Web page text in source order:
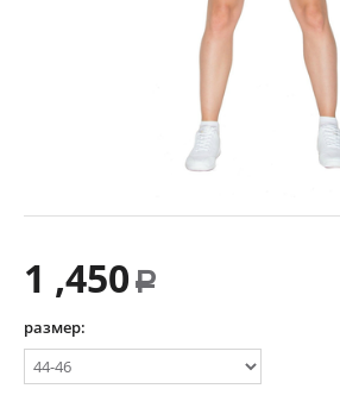
1 ,450 Р
размер: